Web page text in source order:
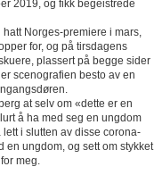
2019, og fikk begeistrede
Norges-premiere i mars,
for, og på tirsdagens
plassert på begge sider
scenografien besto av en
at selv om «dette er en
å ha med seg en ungdom
i slutten av disse corona-
en ungdom, og sett om stykket
meg.